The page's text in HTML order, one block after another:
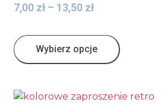
7,00 zł – 13,50 zł
Wybierz opcje